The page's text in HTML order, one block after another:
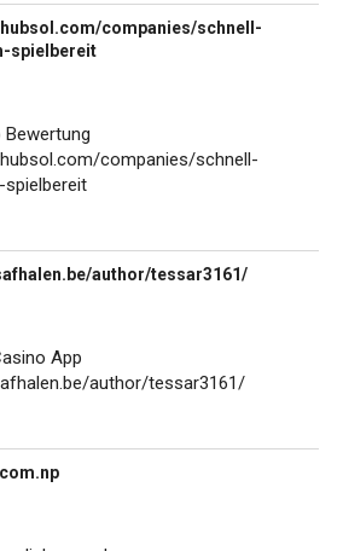
companies/schnell-
spielbereit
Bewertung
companies/schnell-
author/tessar3161/
App
author/tessar3161/